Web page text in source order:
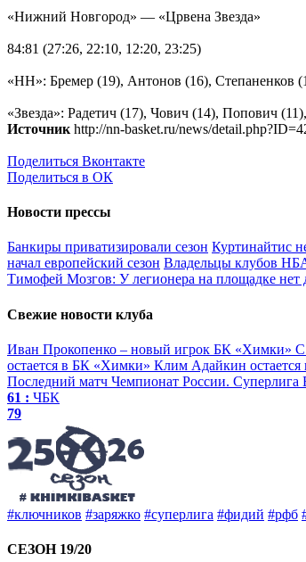
«Нижний Новгород» — «Црвена Звезда»
84:81 (27:26, 22:10, 12:20, 23:25)
«НН»: Бремер (19), Антонов (16), Степаненков
«Звезда»: Радетич (17), Чович (14), Попович
Источник http://nn-basket.ru/news/
Поделиться Вконтакте
Поделиться в ОК
Новости прессы
Банкиры приватизировали сезон Куртинайтис
начал европейский сезон Владельцы клубов
Тимофей Мозгов: У легионера на площадке нет
Свежие новости клуба
Иван Прокопенко – новый игрок БК «Химки» С
остается в БК «Химки» Клим Адайкин
Последний матч Чемпионат России. Суперлига
61 : ЧБК
79
#ключников #заряжко #суперлига #фидий #рфб
СЕЗОН 19/20